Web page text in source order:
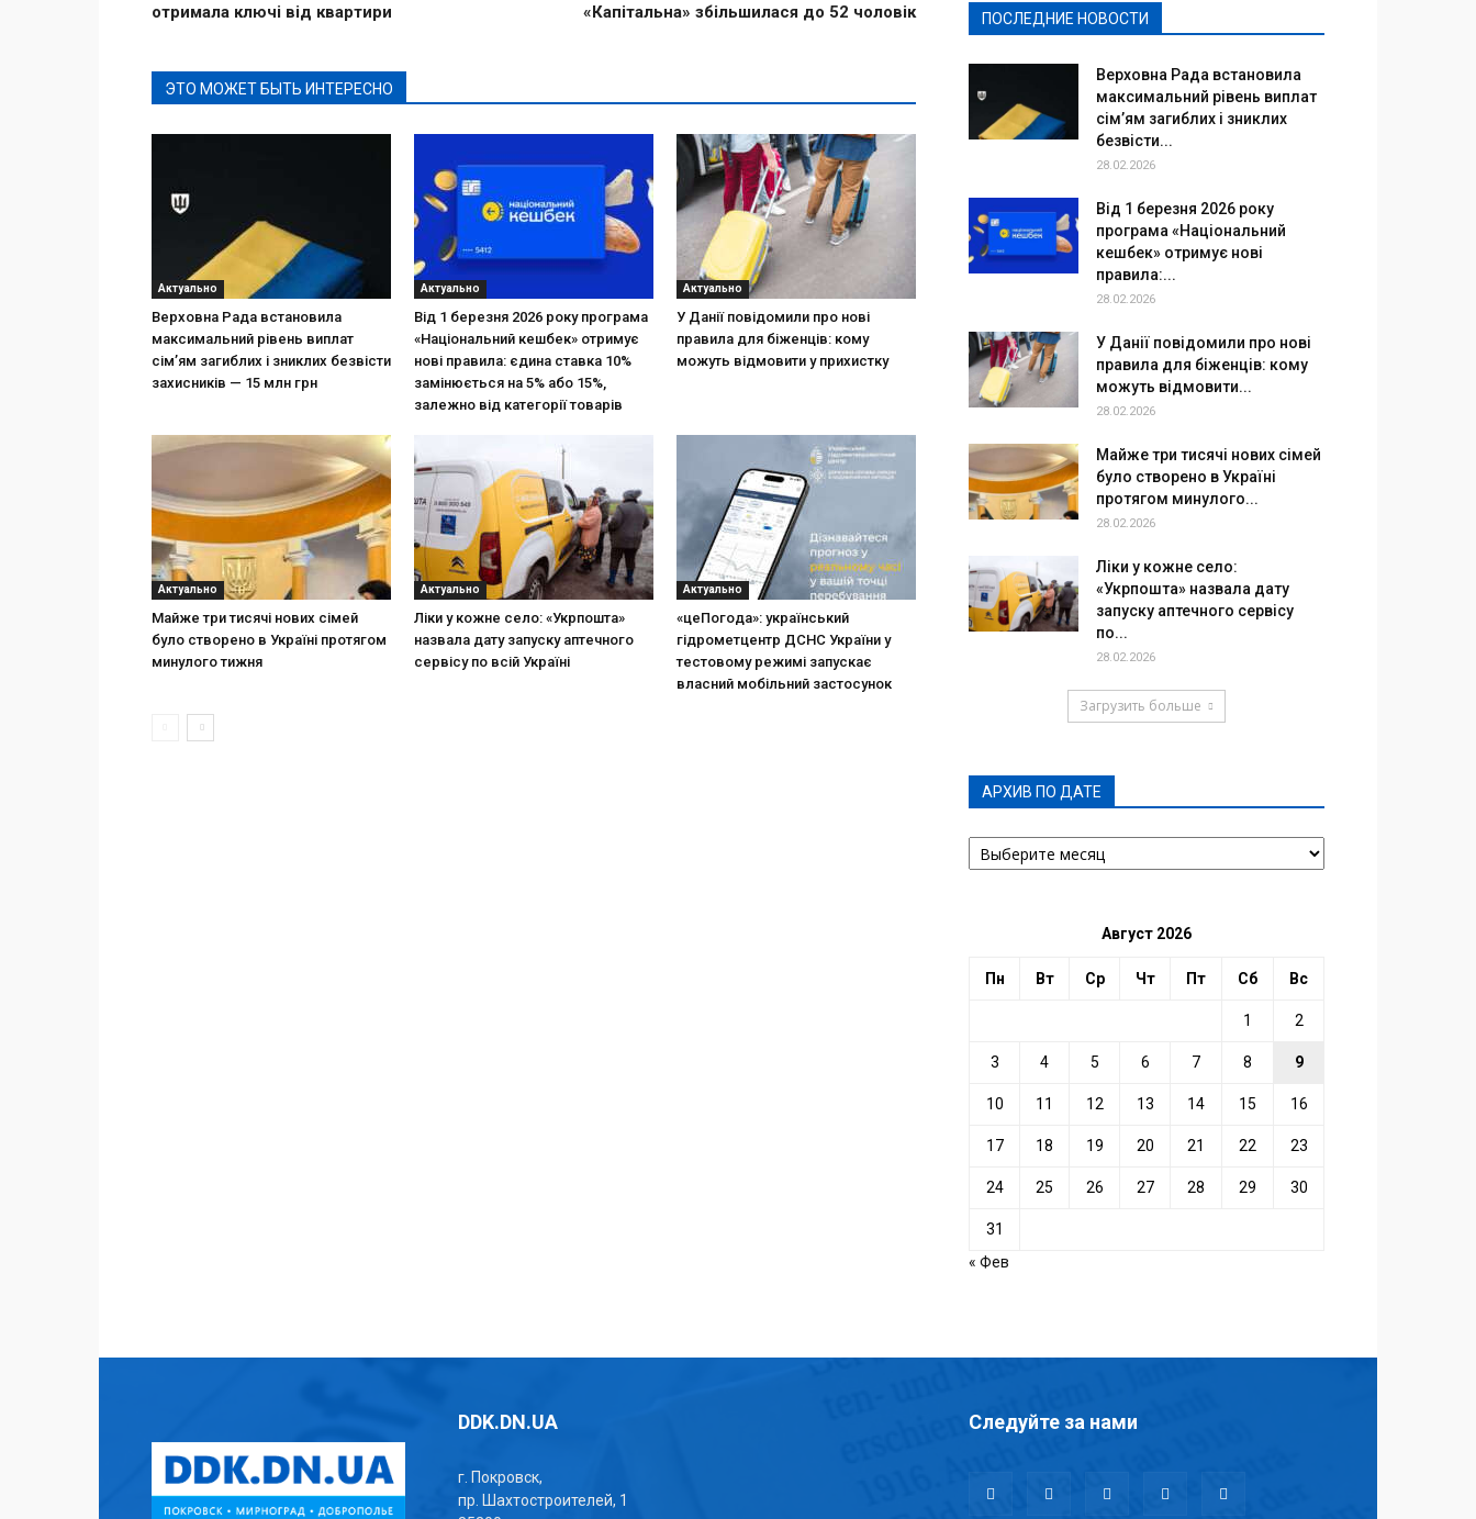
отримала ключі від квартири
«Капітальна» збільшилася до 52 чоловік
ЭТО МОЖЕТ БЫТЬ ИНТЕРЕСНО
Актуально
Верховна Рада встановила
максимальний рівень виплат
сім’ям загиблих і зниклих безвісти
захисників — 15 млн грн
Актуально
Від 1 березня 2026 року програма
«Національний кешбек» отримує
нові правила: єдина ставка 10%
замінюється на 5% або 15%,
залежно від категорії товарів
Актуально
У Данії повідомили про нові
правила для біженців: кому
можуть відмовити у прихистку
Актуально
Майже три тисячі нових сімей
було створено в Україні протягом
минулого тижня
Актуально
Ліки у кожне село: «Укрпошта»
назвала дату запуску аптечного
сервісу по всій Україні
Актуально
«цеПогода»: український
гідрометцентр ДСНС України у
тестовому режимі запускає
власний мобільний застосунок
ПОСЛЕДНИЕ НОВОСТИ
Верховна Рада встановила
максимальний рівень виплат
сім’ям загиблих і зниклих
безвісти...
28.02.2026
Від 1 березня 2026 року
програма «Національний
кешбек» отримує нові
правила:...
28.02.2026
У Данії повідомили про нові
правила для біженців: кому
можуть відмовити...
28.02.2026
Майже три тисячі нових сімей
було створено в Україні
протягом минулого...
28.02.2026
Ліки у кожне село:
«Укрпошта» назвала дату
запуску аптечного сервісу
по...
28.02.2026
Загрузить больше
АРХИВ ПО ДАТЕ
АРХИВ
ПО
Август 2026
Пн Вт Ср Чт Пт Сб Вс
1 2
3 4 5 6 7 8 9
10 11 12 13 14 15 16
17 18 19 20 21 22 23
24 25 26 27 28 29 30
31
« Фев
DDK.DN.UA
г. Покровск,
пр. Шахтостроителей, 1
Следуйте за нами